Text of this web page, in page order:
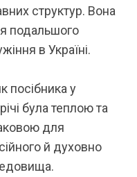
структур. Вона
подальшого
в Україні.
посібника у
була теплою та
для
й духовно